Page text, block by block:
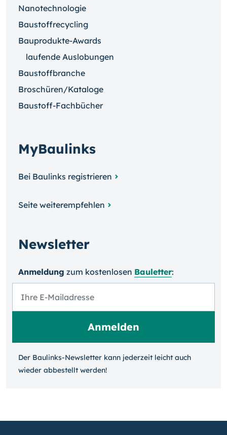
Nanotechnologie
Baustoffrecycling
Bauprodukte-Awards
laufende Auslobungen
Baustoffbranche
Broschüren/Kataloge
Baustoff-Fachbücher
MyBaulinks
Bei Baulinks registrieren
Seite weiterempfehlen
Newsletter
Anmeldung zum kosten­losen Bauletter:
Der Baulinks-Newsletter kann jeder­zeit leicht auch
wieder ab­bestellt werden!